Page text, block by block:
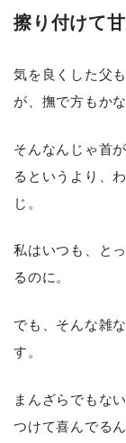
擦り付けて
気を良くした父
が、撫で方もかな
そんなんじゃ首
るというより、
じ。
私はいつも、と
るのに。
でも、そんな雑
す。
まんざらでもな
つけて喜んでるん